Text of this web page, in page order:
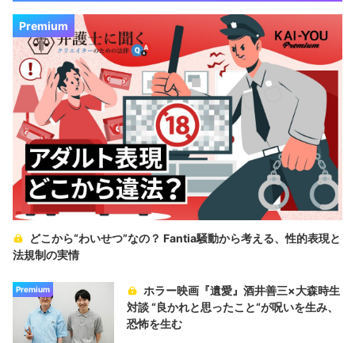
Premium
どこから“わいせつ”なの？ Fantia騒動から考える、性的表現と
法規制の実情
Premium
ホラー映画『遺愛』酒井善三×大森時生
対談 “良かれと思ったこと“が呪いを生み、
恐怖を生む